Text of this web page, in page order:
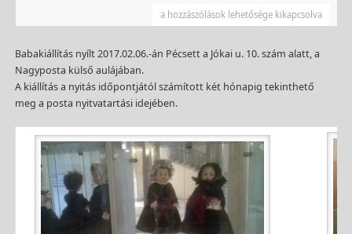
a hozzászólások lehetősége kikapcsolva
Babakiállítás nyílt 2017.02.06.-án Pécsett a Jókai u. 10. szám alatt, a
Nagyposta külső aulájában.
A kiállítás a nyitás időpontjától számított két hónapig tekinthető
meg a posta nyitvatartási idejében.